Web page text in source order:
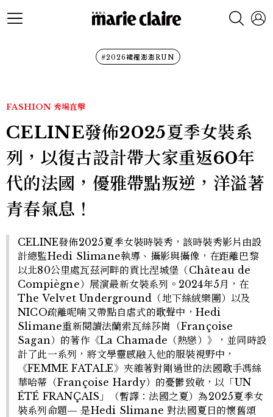
#2026裙襬澎澎RUN
FASHION 秀場直擊
CELINE發佈2025夏季女裝系
列，以復古設計帶大家重返60年
代的法國，優雅帶點叛逆，洋溢著
青春氣息！
CELINE發佈2025夏季女裝時裝秀，該時裝秀影片由設
計總監Hedi Slimane執導、攝影與攝像，在距離巴黎
以北80公里處瓦茲河畔的貢比涅城堡（Château de
Compiègne）展演最新女裝系列。2024年5月，在
The Velvet Underground（地下絲絨樂團）以及
NICO疏離呢喃又帶點自虐式的歌聲中，Hedi
Slimane重新閱讀法蘭索瓦絲莎崗（Françoise
Sagan）的著作《La Chamade（熱戀）》，並同時設
計了此一系列，將文學靈感融入他的服裝視野中，
《FEMME FATALE》夾雜著對剛過世的法國歌手馮絲
華哈蒂（Françoise Hardy）的憂鬱致敬，以「UN
ÉTÉ FRANÇAIS」（暫譯：法國之夏）為2025夏季女
裝系列命題— 是Hedi Slimane 對法國夏日的懷舊頌